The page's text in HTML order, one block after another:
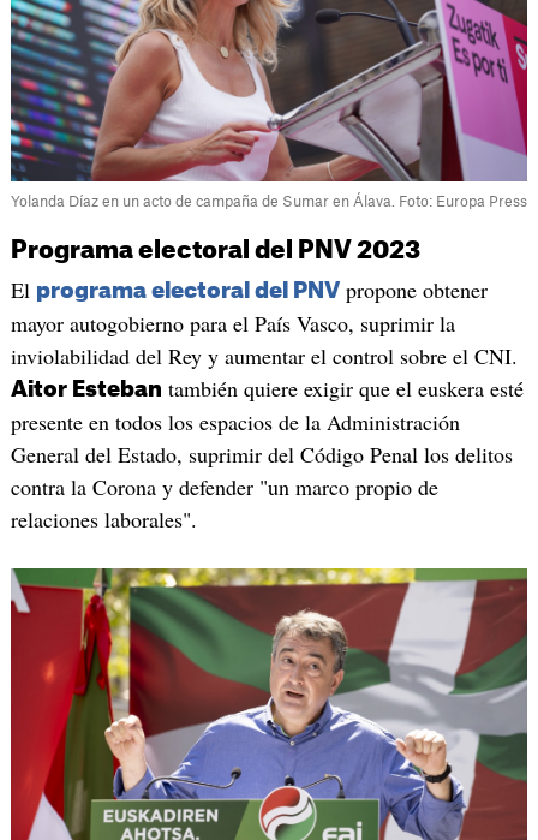
Yolanda Díaz en un acto de campaña de Sumar en Álava. Foto: Europa Press
Programa electoral del PNV 2023
El programa electoral del PNVpropone obtener
mayor autogobierno para el País Vasco, suprimir la
inviolabilidad del Rey y aumentar el control sobre el CNI.
Aitor Esteban también quiere exigir que el euskera esté
presente en todos los espacios de la Administración
General del Estado, suprimir del Código Penal los delitos
contra la Corona y defender "un marco propio de
relaciones laborales".